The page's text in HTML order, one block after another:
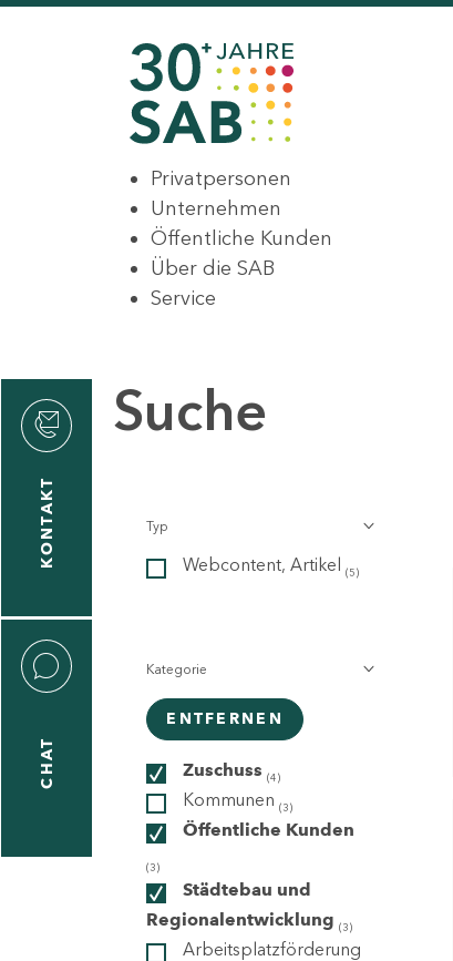
Privatpersonen
Unternehmen
Öffentliche Kunden
Über die SAB
Service
KONTAKT
CHAT
Suche
Typ
Webcontent, Artikel (5)
Kategorie
ENTFERNEN
Zuschuss (4)
Kommunen (3)
Öffentliche Kunden
(3)
Städtebau und
Regionalentwicklung (3)
Arbeitsplatzförderung